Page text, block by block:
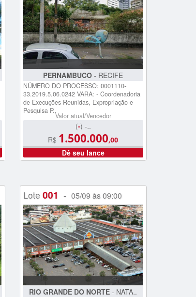
PERNAMBUCO - RECIFE
NÚMERO DO PROCESSO: 0001110-
33.2019.5.06.0242 VARA: - Coordenadoria
de Execuções Reunidas, Expropriação e
Pesquisa P..
Valor atual/Vencedor
(-) -..
R$ 1.500.000,00
Dê seu lance
Lote 001 - 05/09 às 09:00
RIO GRANDE DO NORTE - NATA..